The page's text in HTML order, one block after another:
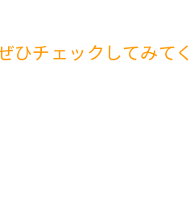
チェックしてみて